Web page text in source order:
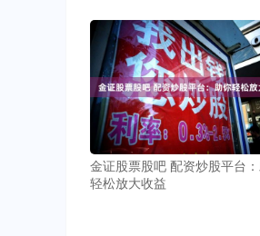
金证股票股吧 配资炒股平台
轻松放大收益